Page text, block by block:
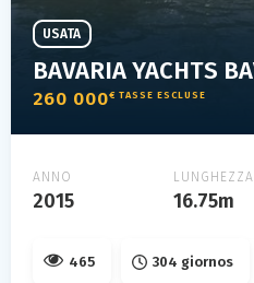
260 000€ TASSE ESCLUSE
USATA
ANNO
2015
LUNGHEZZA
16.75m
465 304 giornos